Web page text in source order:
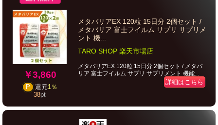
￥3,860
P 還元1％
38pt
メタバリアEX 120粒 15日分 2個セット /
メタバリア 富士フイルム サプリ サプリメ
ント 機...
TARO SHOP 楽天市場店
メタバリアEX 120粒 15日分 2個セット / メタバ
リア 富士フイルム サプリ サプリメント 機能...
詳細はこちら